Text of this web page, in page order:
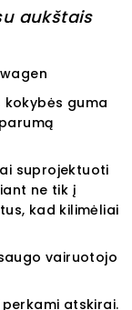
aukštais
kokybės guma
suprojektuoti
ne tik į
kad kilimėliai
vairuotojo
atskirai.